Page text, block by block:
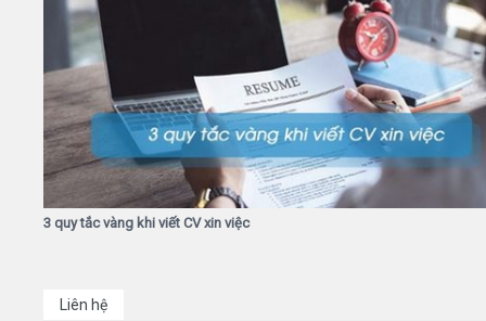
3 quy tắc vàng khi viết CV xin việc
Liên hệ